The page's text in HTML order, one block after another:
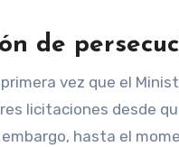
de
vez que el
licitaciones desde
hasta el